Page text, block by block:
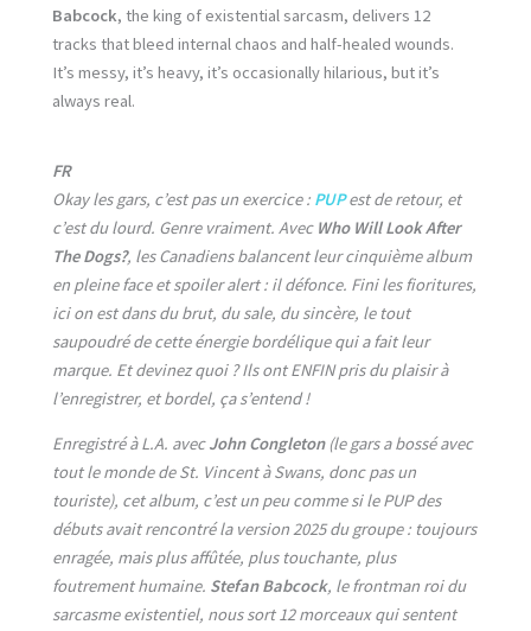
Babcock, the king of existential sarcasm, delivers 12
tracks that bleed internal chaos and half-healed wounds.
It’s messy, it’s heavy, it’s occasionally hilarious, but it’s
always real.
FR
Okay les gars, c’est pas un exercice : PUPest de retour, et
c’est du lourd. Genre vraiment. Avec Who Will Look After
The Dogs?, les Canadiens balancent leur cinquième album
en pleine face et spoiler alert : il défonce. Fini les fioritures,
ici on est dans du brut, du sale, du sincère, le tout
saupoudré de cette énergie bordélique qui a fait leur
marque. Et devinez quoi ? Ils ont ENFIN pris du plaisir à
l’enregistrer, et bordel, ça s’entend !
Enregistré à L.A. avecJohn Congleton (le gars a bossé avec
tout le monde de St. Vincent à Swans, donc pas un
touriste), cet album, c’est un peu comme si le PUP des
débuts avait rencontré la version 2025 du groupe : toujours
enragée, mais plus affûtée, plus touchante, plus
foutrement humaine. Stefan Babcock, le frontman roi du
sarcasme existentiel, nous sort 12 morceaux qui sentent